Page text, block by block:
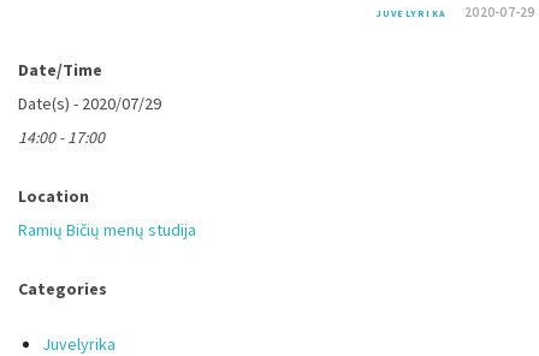
JUVELYRIKA 2020-07-29
Date/Time
Date(s) - 2020/07/29
14:00 - 17:00
Location
Ramių Bičių menų studija
Categories
Juvelyrika